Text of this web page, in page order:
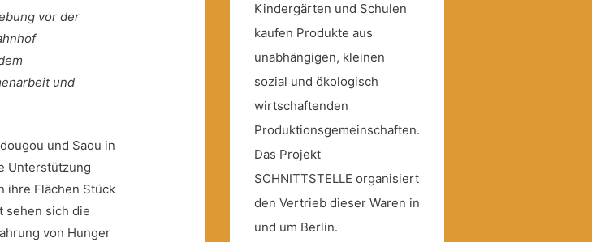
vor der
und
und Saou in
Unterstützung
ihre Flächen Stück
sehen sich die
von Hunger
Kindergärten und Schulen
kaufen Produkte aus
unabhängigen, kleinen
sozial und ökologisch
wirtschaftenden
Produktionsgemeinschaften.
Das Projekt
SCHNITTSTELLE organisiert
den Vertrieb dieser Waren in
und um Berlin.